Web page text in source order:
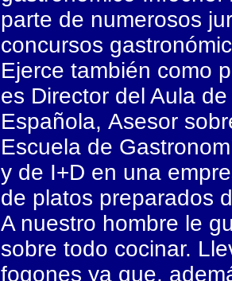
parte de numerosos
concursos
Ejerce también como
es Director del Aula
Española, Asesor
Escuela de
y de I+D en una
de platos preparados
A nuestro hombre le
sobre todo cocinar.
fogones ya que,